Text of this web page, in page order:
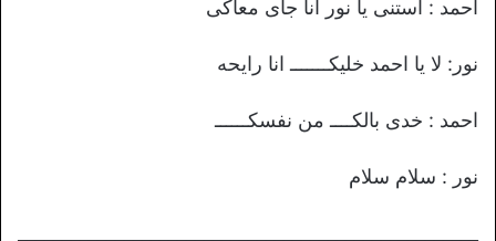
احمد : استنى يا نور انا جاى معاكى
نور: لا يا احمد خليكـــــــ انا رايحه
احمد : خدى بالكــــ من نفسكــــــ
نور : سلام سلام